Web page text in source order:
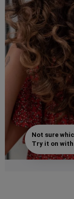
Not sure
Try it on